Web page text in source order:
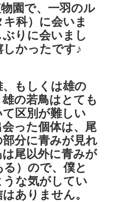
園で、一羽のル
科）に会いま
りに会いまし
かったです♪
もしくは雄の
の若鳥はとても
区別が難しい
った個体は、尾
分に青みが見れ
尾以外に青みが
）ので、僕と
うな気がしてい
ありません。